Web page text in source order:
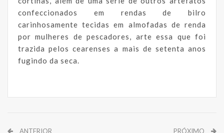
confeccionados em rendas de bilro
carinhosamente tecidas em almofadas de renda
por mulheres de pescadores, arte essa que foi
trazida pelos cearenses a mais de setenta anos
fugindo da seca.
ANTERIOR PRÓXIMO